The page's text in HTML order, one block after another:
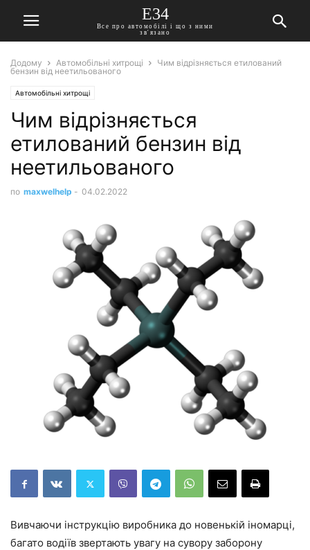
E34
Все про автомобілі і що з ними
зв'язано
Додому Автомобільні хитрощі
Чим відрізняється етилований
бензин від неетильованого
Автомобільні хитрощі
Чим відрізняється
етилований бензин від
неетильованого
по maxwelhelp - 04.02.2022
Вивчаючи інструкцію виробника до новенькій іномарці,
багато водіїв звертають увагу на сувору заборону